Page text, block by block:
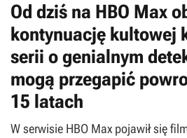
Od dziś na HBO Max
kontynuację kultowej
serii o genialnym
mogą przegapić
15 latach
W serwisie HBO Max pojawił się